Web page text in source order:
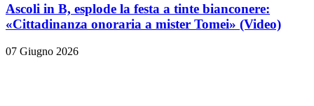
Ascoli in B, esplode la festa a tinte bianconere:
«Cittadinanza onoraria a mister Tomei» (Video)
07 Giugno 2026